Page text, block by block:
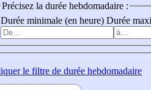
Précisez la durée hebdomadaire :
Durée minimale (en heure) Durée
le filtre de durée hebdomadaire